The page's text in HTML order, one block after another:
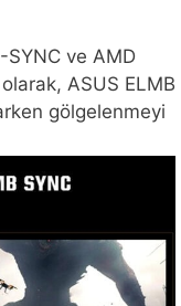
SYNC ve AMD
ASUS ELMB
gölgelenmeyi